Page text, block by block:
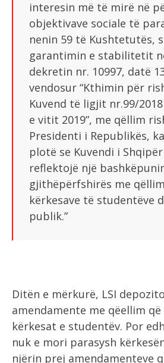
interesin më të mirë në
objektivave sociale të
nenin 59 të Kushtetutës,
garantimin e stabilitetit
dekretin nr. 10997, datë
vendosur “Kthimin për
Kuvend të ligjit nr.99/
e vitit 2019”, me qëllim
Presidenti i Republikës,
plotë se Kuvendi i
reflektojë një
gjithëpërfshirës me
kërkesave të studentëve
publik.”
Ditën e mërkurë, LSI
amendamente me qëellim
kërkesat e studentëv. Por
nuk e mori parasysh
njërin prej amendamenteve